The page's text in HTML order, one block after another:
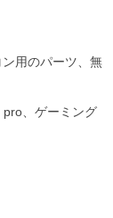
用のパーツ、無
、ゲーミング